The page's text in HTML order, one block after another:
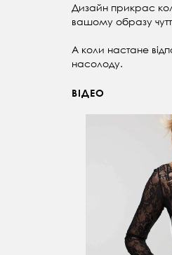
Дизайн прикрас
вашому образу
А коли настане
насолоду.
ВІДЕО